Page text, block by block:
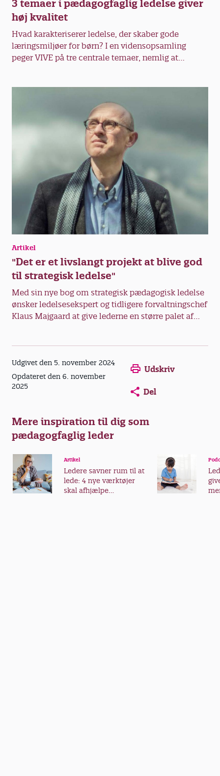
3 temaer i pædagogfaglig ledelse giver
høj kvalitet
Hvad karakteriserer ledelse, der skaber gode
læringsmiljøer for børn? I en vidensopsamling
peger VIVE på tre centrale temaer, nemlig at
Artikel
"Det er et livslangt projekt at blive god
til strategisk ledelse"
Med sin nye bog om strategisk pædagogisk ledelse
ønsker ledelsesekspert og tidligere forvaltningschef
Klaus Majgaard at give lederne en større palet af
Udgivet den 5. november 2024
Opdateret den 6. november
2025
Udskriv
Del
Mere inspiration til dig som
pædagogfaglig leder
Artikel
Ledere savner rum til at
lede: 4 nye værktøjer
skal afhjælpe